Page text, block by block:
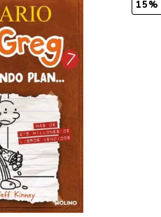
15%